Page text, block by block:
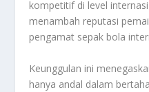
kompetitif di level
menambah reputasi
pengamat sepak bola
Keunggulan ini
hanya andal dalam